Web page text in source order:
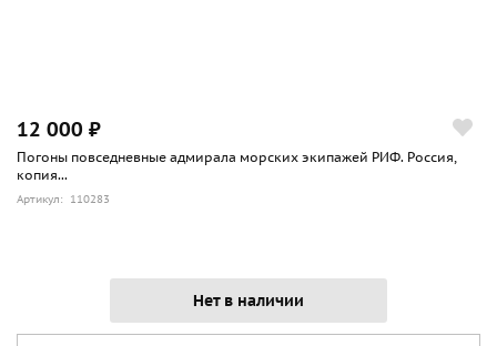
12 000 ₽
Погоны повседневные адмирала морских экипажей РИФ. Россия,
копия...
Артикул: 110283
Нет в наличии